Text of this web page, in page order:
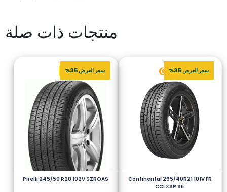
منتجات ذات صلة
سعر العرض 35%
Continental 265/40R21 101V FR
CCLXSP SIL
سعر العرض 35%
Pirelli 245/50 R20 102V SZROAS